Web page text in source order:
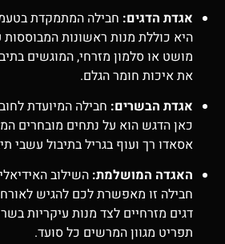
אגדת הדגים: חבילה המתמקדת
היא כוללת מנות ראשונות המבוססות
מושט או סלמון מזרחי, המוגשים
את איכות חומר הגלם.
אגדת הבשרים: חבילה המיועדת
כאן הדגש הוא על נתחים מובחרים
אסאדו רך ועוף בגריל בתיבול עשבי
האגדה המושלמת: השילוב
חבילה זו מאפשרת לכם להגיש
דגים מזרחיים לצד מנות עיקריות
תפריט מגוון המרשים כל סועד.